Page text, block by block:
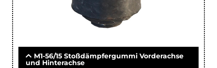
M1-56/15 Stoßdämpfergummi Vorderachse
und Hinterachse